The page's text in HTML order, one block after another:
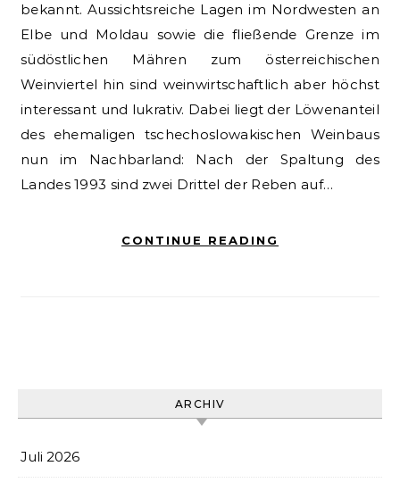
bekannt. Aussichtsreiche Lagen im Nordwesten an
Elbe und Moldau sowie die fließende Grenze im
südöstlichen Mähren zum österreichischen
Weinviertel hin sind weinwirtschaftlich aber höchst
interessant und lukrativ. Dabei liegt der Löwenanteil
des ehemaligen tschechoslowakischen Weinbaus
nun im Nachbarland: Nach der Spaltung des
Landes 1993 sind zwei Drittel der Reben auf…
CONTINUE READING
ARCHIV
Juli 2026